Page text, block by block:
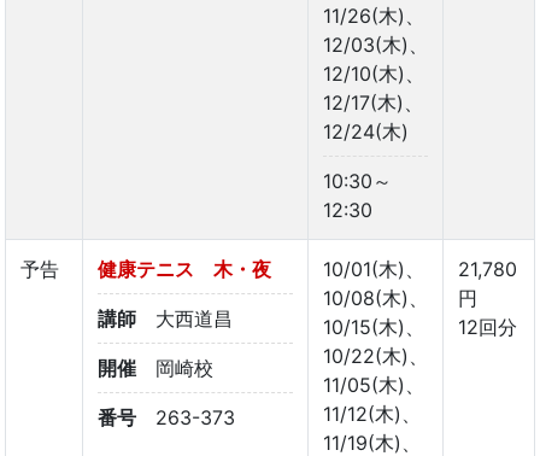
11/26(木)、
12/03(木)、
12/10(木)、
12/17(木)、
12/24(木)
10:30～
12:30
予告 健康テニス 木・夜
講師 大西道昌
開催 岡崎校
番号 263-373
10/01(木)、
10/08(木)、
10/15(木)、
10/22(木)、
11/05(木)、
11/12(木)、
11/19(木)、
21,780
円
12回分